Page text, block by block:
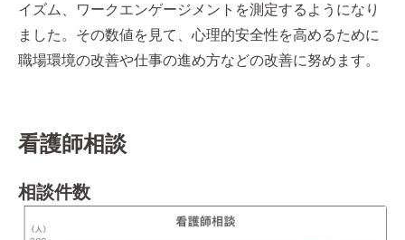
イズム、ワークエンゲージメントを測定するようになり
ました。その数値を見て、心理的安全性を高めるために
職場環境の改善や仕事の進め方などの改善に努めます。
看護師相談
相談件数